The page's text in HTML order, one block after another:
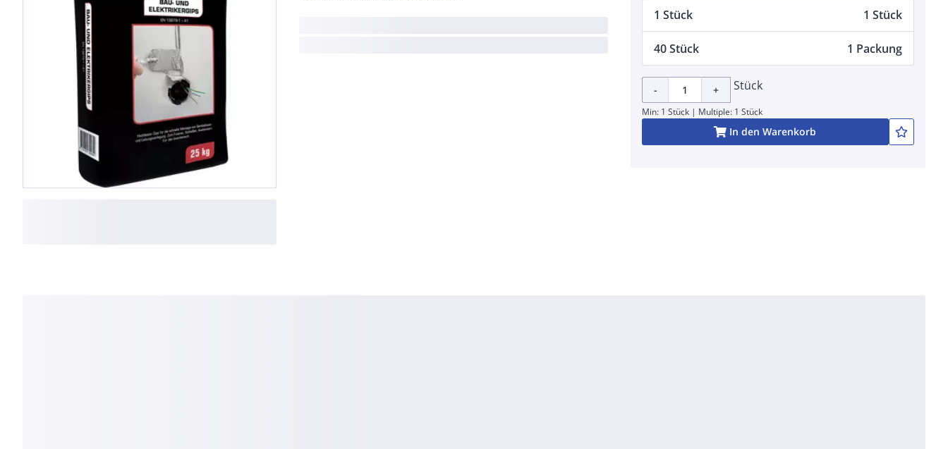
1 Stück 1 Stück
40 Stück 1 Packung
- + Stück
Min: 1 Stück | Multiple: 1 Stück
In den Warenkorb